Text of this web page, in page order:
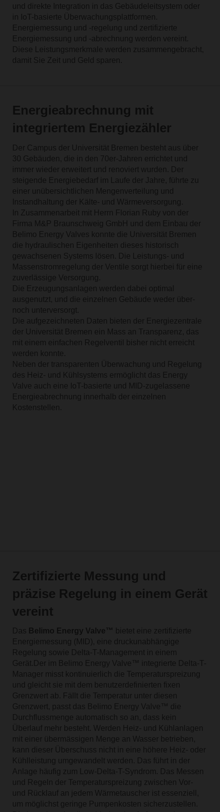
und direkte Integration in das Gebäudeleitsystem oder
in IoT-basierte Überwachungsplattformen.
Energiemessung und -regelung und zertifizierte
Energiemessung und -abrechnung werden vereint.
Diese Leistungsmerkmale werden zusammengebracht,
damit Sie Zeit und Geld sparen.
Energieabrechnung mit
integriertem Energiezähler
Der Campus der Universität Bremen besteht aus über
30 Gebäuden, die in den 70er-Jahren errichtet und
immer wieder erweitert und renoviert wurden. Der
steigende Energiebedarf im Laufe der Jahre, führte zu
einer unübersichtlichen Mengenverteilung und
Instandhaltung der Kälte- und Wärmeversorgung.
In Zusammenarbeit mit Herrn Florian Ruby von der
Firma M&P Braunschweig GmbH und dem Einbau der
Belimo Energy Valves konnte die Universität Bremen
die hydraulischen Eigenheiten dieses historisch
gewachsenen Systems lösen. Die Leistungs- und
Massenstromregelung der Ventile sorgt hierbei für eine
zuverlässige Versorgung.
Die Erzeugungsanlagen werden dabei optimal
ausgenutzt, und die einzelnen Gebäude weder über-
noch unterversorgt.
Die aufgezeichneten Daten bieten der Energiezentrale
der Universität Bremen ein Mass an Transparenz, das
mit einem einfachen Regelventil bisher nicht erreicht
werden konnte.
Neben der transparenten Überwachung und Regelung
des Heiz- und Kühlsystems ermöglicht das Energy
Valve auch eine IoT-basierte und MID-zugelassene
Energieabrechnung innerhalb der einzelnen
Kostenstellen.
Zertifizierte Messung und
präzise Regelung in einem Gerät
vereint
Das Belimo Energy Valve™ bietet eine zertifizierte
Energiemessung (MID), eine druckunabhängige
Regelung sowie Delta-T-Management in einem
Gerät.Der im Belimo Energy Valve™ integrierte Delta-T-
Manager misst kontinuierlich die Temperaturspreizung
und gleicht sie mit dem benutzerdefinierten fixen
Grenzwert ab. Fällt die Temperatur unter diesen
Grenzwert, passt das Belimo Energy Valve™ die
Durchflussmenge automatisch so an, dass kein
Überlauf mehr besteht. Werden Heiz- und Kühlanlagen
mit einer übermässigen Menge an Wasser betrieben,
kann dieser Überschuss nicht in eine höhere Heiz- oder
Kühlleistung umgewandelt werden. Das führt in der
Anlage häufig zum Low-Delta-T-Syndrom. Das Messen
und Regeln der Temperaturspreizung zwischen Vor-
und Rücklauf an jedem Wärmetauscher ist essenziell,
um möglichst geringe Pumpenkosten sicherzustellen.